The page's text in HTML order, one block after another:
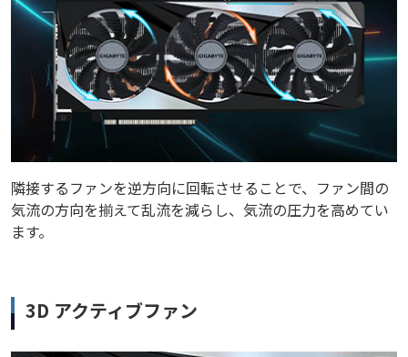
隣接するファンを逆方向に回転させることで、ファン間の
気流の方向を揃えて乱流を減らし、気流の圧力を高めてい
ます。
3D アクティブファン